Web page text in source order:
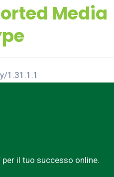
Media
1.31.1.1
per il tuo successo online.